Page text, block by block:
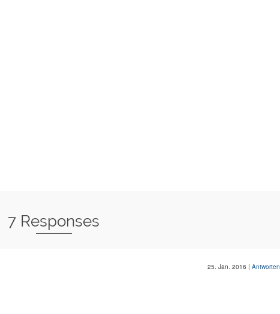
7 Responses
25. Jan. 2016 | Antworten